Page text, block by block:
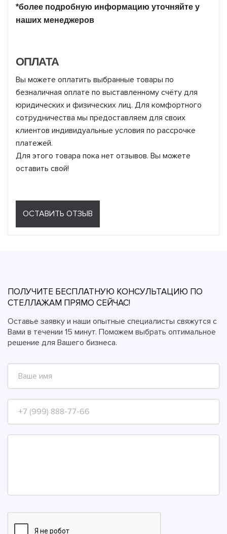
*более подробную информацию уточняйте у
наших менеджеров
ОПЛАТА
Вы можете оплатить выбранные товары по
безналичная оплате по выставленному счёту для
юридических и физических лиц. Для комфортного
сотрудничества мы предоставляем для своих
клиентов индивидуальные условия по рассрочке
платежей.
Для этого товара пока нет отзывов. Вы можете
оставить свой!
ОСТАВИТЬ ОТЗЫВ
ПОЛУЧИТЕ БЕСПЛАТНУЮ КОНСУЛЬТАЦИЮ ПО
СТЕЛЛАЖАМ ПРЯМО СЕЙЧАС!
Оставье заявку и наши опытные специалисты свяжутся с
Вами в течении 15 минут. Поможем выбрать оптимальное
решение для Вашего бизнеса.